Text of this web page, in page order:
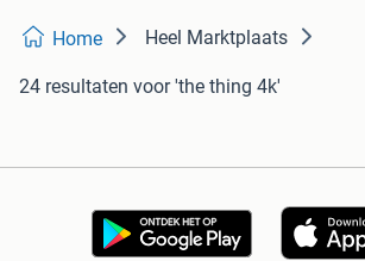
Home Heel Marktplaats
24 resultaten voor 'the thing 4k'